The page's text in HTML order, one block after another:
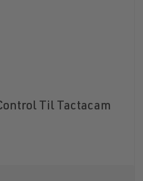
Til Tactacam